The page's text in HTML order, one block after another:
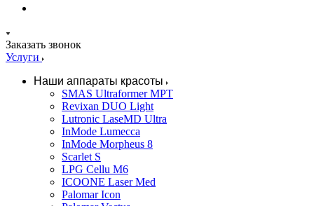
Заказать звонок
Услуги
Наши аппараты красоты
SMAS Ultraformer MPT
Revixan DUO Light
Lutronic LaseMD Ultra
InMode Lumecca
InMode Morpheus 8
Scarlet S
LPG Cellu M6
ICOONE Laser Med
Palomar Icon